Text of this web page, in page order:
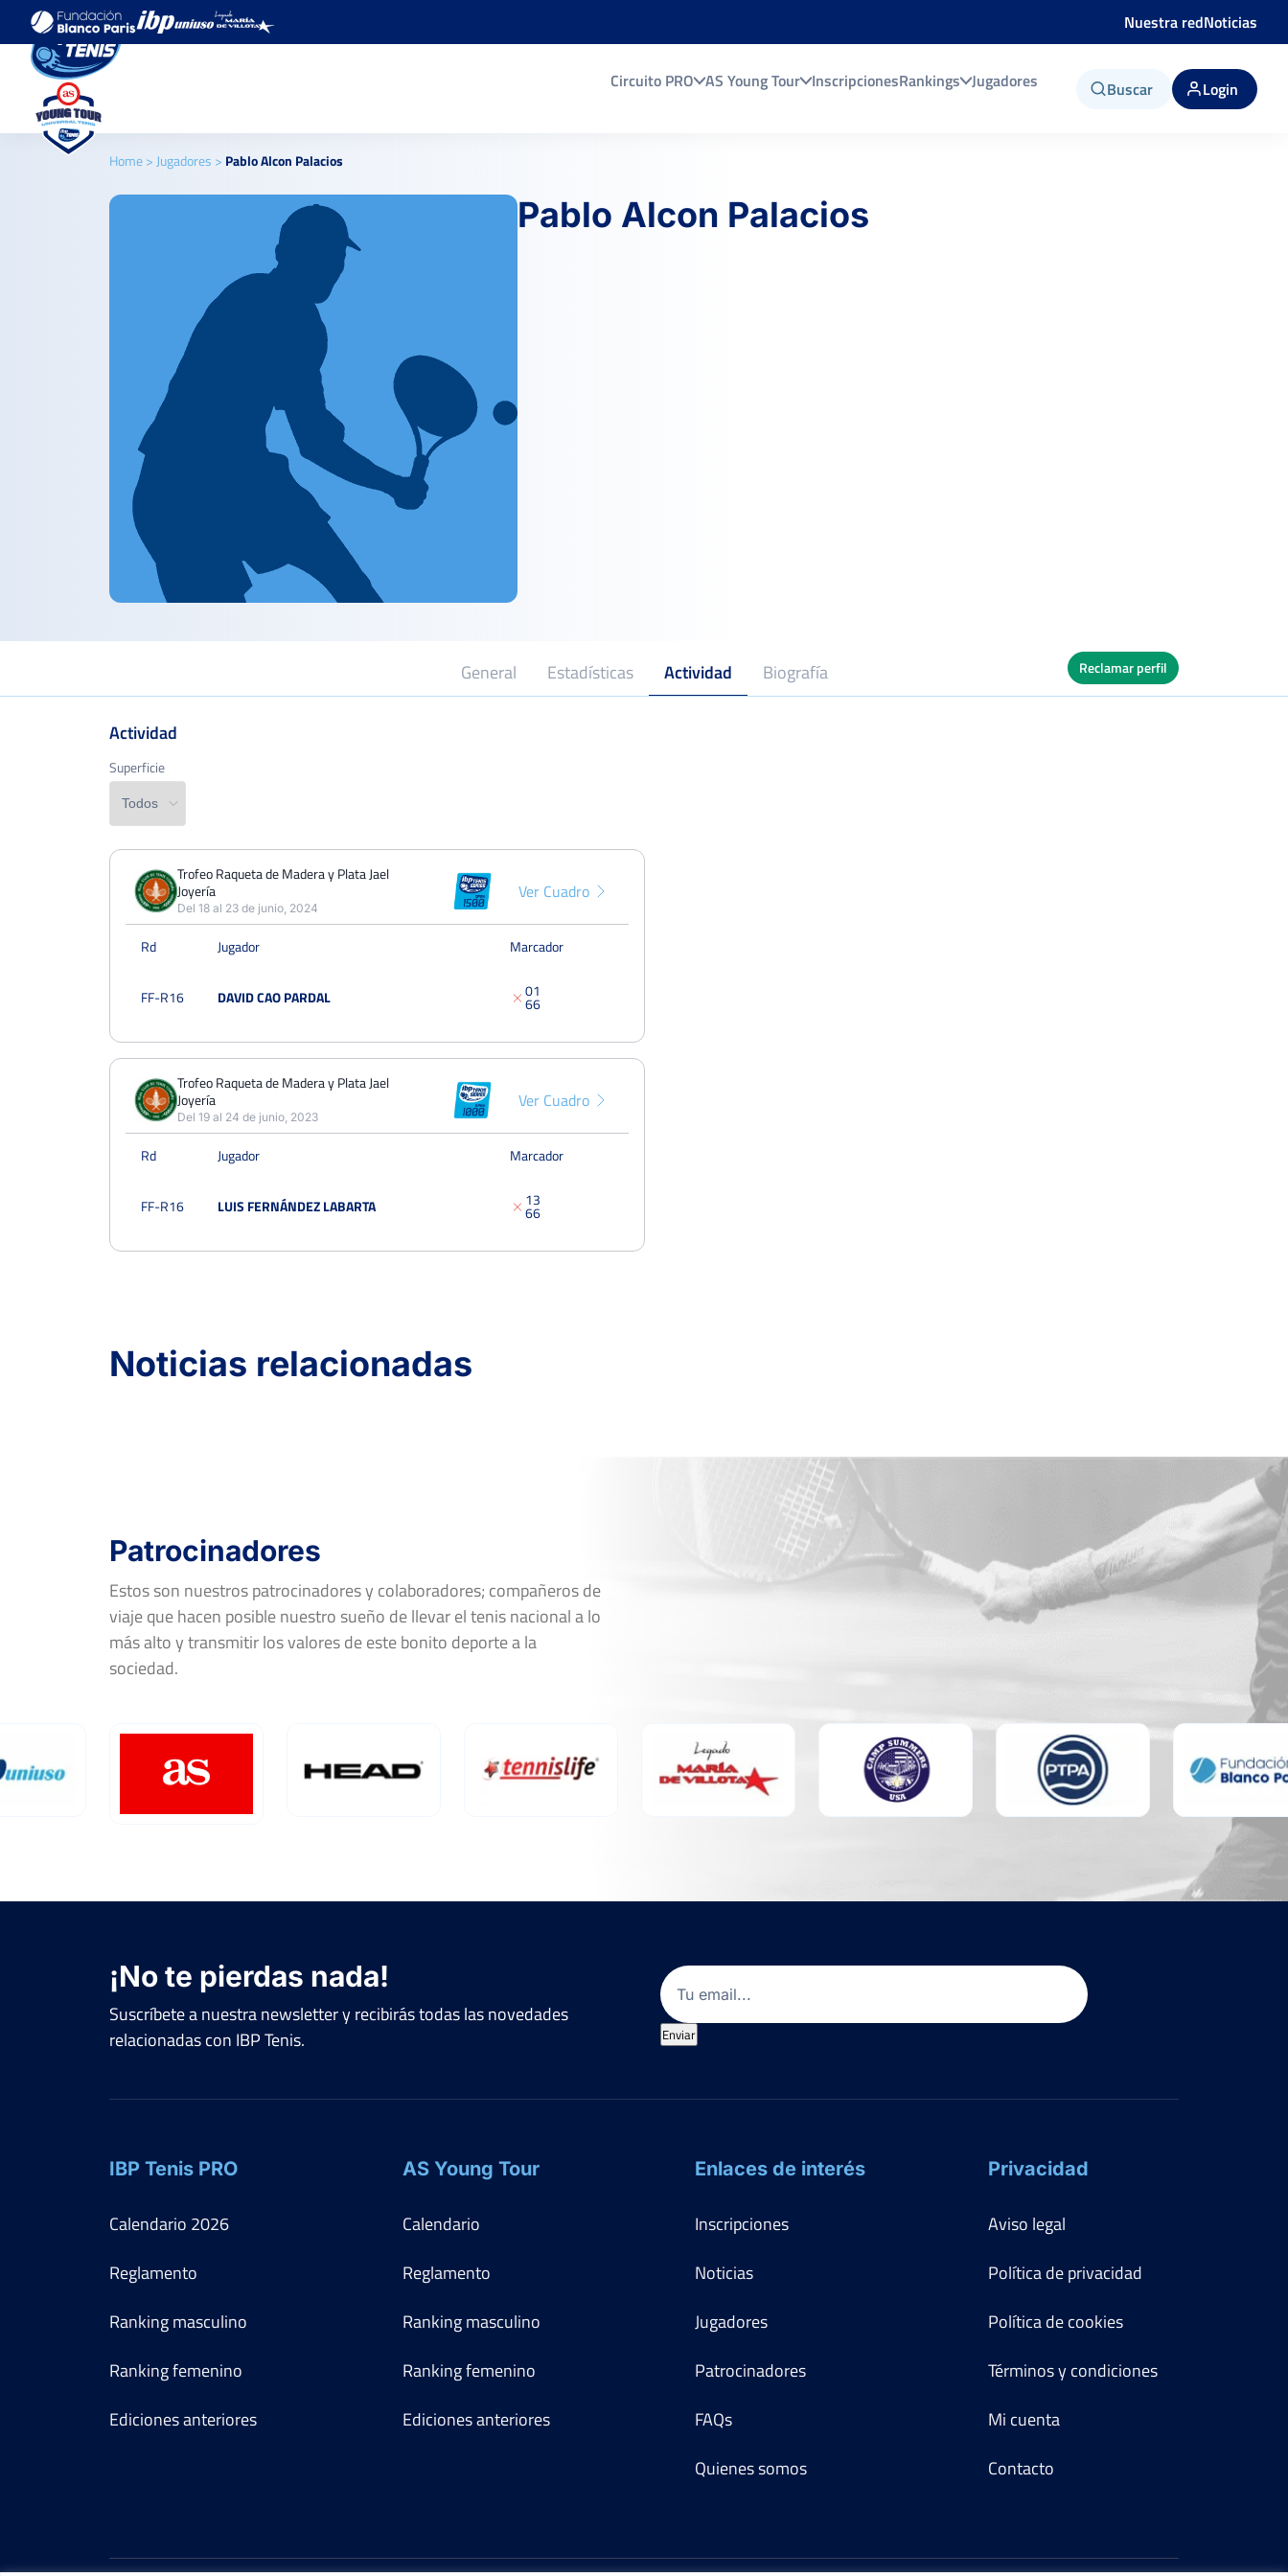
Nuestra redNoticias
Circuito PRO AS Young Tour InscripcionesRankings Jugadores Buscar Login
Home> Jugadores > Pablo Alcon Palacios
Pablo Alcon Palacios
General Estadísticas Actividad Biografía Reclamar perfil
Superficie
PERDIDOSPARTIDOS GANADOS
2
PERDIDOS JUEGOS GANADOS
Jael Joyería
Actividad
Superficie
Trofeo Raqueta de Madera y Plata Jael
Joyería
Del 18 al 23 de junio, 2024
Ver Cuadro
Rd Jugador Marcador
FF-R16 DAVID CAO PARDAL 0
6
1
6
Trofeo Raqueta de Madera y Plata Jael
Joyería
Del 19 al 24 de junio, 2023
Ver Cuadro
Rd Jugador Marcador
FF-R16 LUIS FERNÁNDEZ LABARTA 1
6
3
6
Noticias relacionadas
Patrocinadores
Estos son nuestros patrocinadores y colaboradores; compañeros de
viaje que hacen posible nuestro sueño de llevar el tenis nacional a lo
más alto y transmitir los valores de este bonito deporte a la
sociedad.
¡No te pierdas nada!
Suscríbete a nuestra newsletter y recibirás todas las novedades
relacionadas con IBP Tenis.
Email
Enviar
IBP Tenis PRO
Calendario 2026
Reglamento
Ranking masculino
Ranking femenino
Ediciones anteriores
AS Young Tour
Calendario
Reglamento
Ranking masculino
Ranking femenino
Ediciones anteriores
Enlaces de interés
Inscripciones
Noticias
Jugadores
Patrocinadores
FAQs
Quienes somos
Privacidad
Aviso legal
Política de privacidad
Política de cookies
Términos y condiciones
Mi cuenta
Contacto